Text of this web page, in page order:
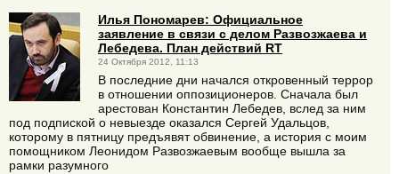
Илья Пономарев: Официальное
заявление в связи с делом Развозжаева и
Лебедева. План действий RT
24 Октября 2012, 11:13
В последние дни начался откровенный террор
в отношении оппозиционеров. Сначала был
арестован Константин Лебедев, вслед за ним
под подпиской о невыезде оказался Сергей Удальцов,
которому в пятницу предъявят обвинение, а история с моим
помощником Леонидом Развозжаевым вообще вышла за
рамки разумного